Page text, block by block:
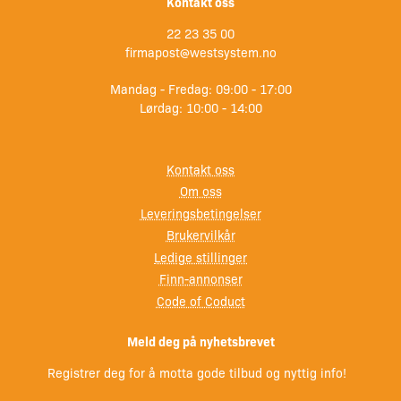
– 225 hk (excel) fra 1980 og nyere
– 225 hk fra 1986 og nyere
– F225 4-takt fra 2002 og nyere
– 250 hk fra 1990 og nyere
– 250 hk(VMAX) fra 2001 og nyere
– F250 4-takt (ink. Offshore) fra 2002 og nyere
– 300 hk 2-takt V6 fra 2004-2007
– F300 Offshore 4-takt V6 fra 2010 og nyere
– Hekkaggregat 3.0L – 7.47L
22 23 35 00
firmapost@westsystem.no
Mandag - Fredag: 09:00 - 17:00
Lørdag: 10:00 - 14:00
Kontakt oss
Om oss
Leveringsbetingelser
Brukervilkår
Ledige stillinger
Finn-annonser
Code of Coduct
Meld deg på nyhetsbrevet
Registrer deg for å motta gode tilbud og nyttig info!